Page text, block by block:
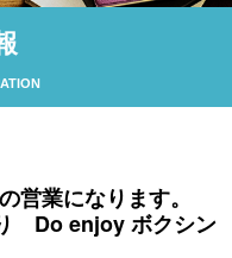
営業になります。
Do enjoy ボクシン